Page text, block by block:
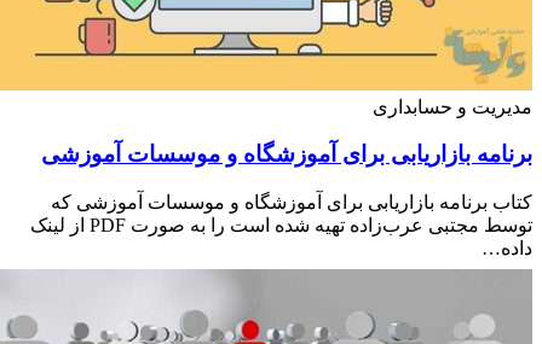
حسابداری
بازاریابی برای آموزشگاه و موسسات آموزشی
بازاریابی برای آموزشگاه و موسسات آموزشی که
توسط مجتبی عرب‌زاده تهیه شده است را به صورت PDF از لینک